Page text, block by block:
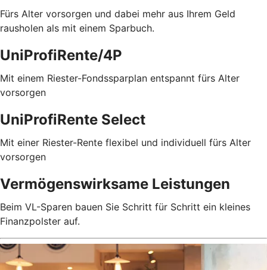
Fürs Alter vorsorgen und dabei mehr aus Ihrem Geld
rausholen als mit einem Sparbuch.
UniProfiRente/4P
Mit einem Riester-Fondssparplan entspannt fürs Alter
vorsorgen
UniProfiRente Select
Mit einer Riester-Rente flexibel und individuell fürs Alter
vorsorgen
Vermögenswirksame Leistungen
Beim VL-Sparen bauen Sie Schritt für Schritt ein kleines
Finanzpolster auf.